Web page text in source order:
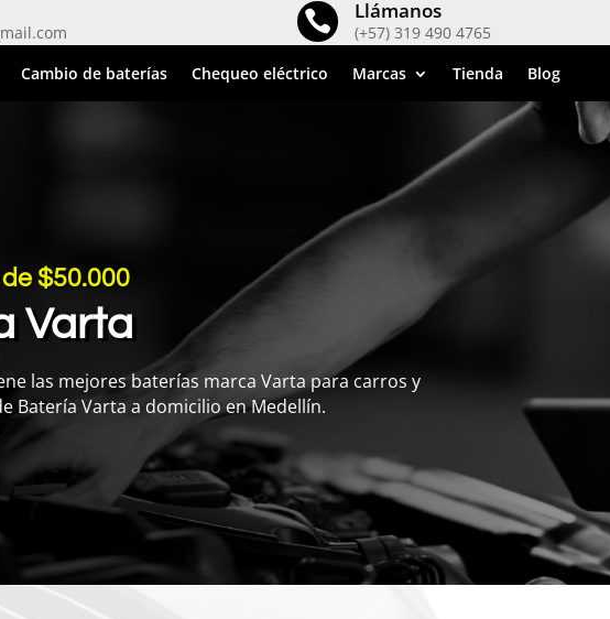
 Llámanos
(+57) 319 490 4765
Cambio de baterías Chequeo eléctrico Marcas Tienda Blog
$50.000
Varta
las mejores baterías marca Varta para carros y
Batería Varta a domicilio en Medellín.